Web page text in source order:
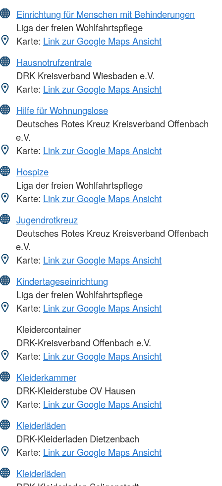
Einrichtung für Menschen mit Behinderungen
Liga der freien Wohlfahrtspflege
Karte: Link zur Google Maps Ansicht
Hausnotrufzentrale
DRK Kreisverband Wiesbaden e.V.
Karte: Link zur Google Maps Ansicht
Hilfe für Wohnungslose
Deutsches Rotes Kreuz Kreisverband Offenbach
e.V.
Karte: Link zur Google Maps Ansicht
Hospize
Liga der freien Wohlfahrtspflege
Karte: Link zur Google Maps Ansicht
Jugendrotkreuz
Deutsches Rotes Kreuz Kreisverband Offenbach
e.V.
Karte: Link zur Google Maps Ansicht
Kindertageseinrichtung
Liga der freien Wohlfahrtspflege
Karte: Link zur Google Maps Ansicht
Kleidercontainer
DRK-Kreisverband Offenbach e.V.
Karte: Link zur Google Maps Ansicht
Kleiderkammer
DRK-Kleiderstube OV Hausen
Karte: Link zur Google Maps Ansicht
Kleiderläden
DRK-Kleiderladen Dietzenbach
Karte: Link zur Google Maps Ansicht
Kleiderläden